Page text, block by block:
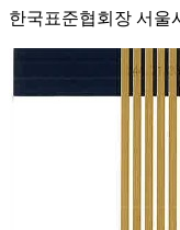
한국표준협회장 서울